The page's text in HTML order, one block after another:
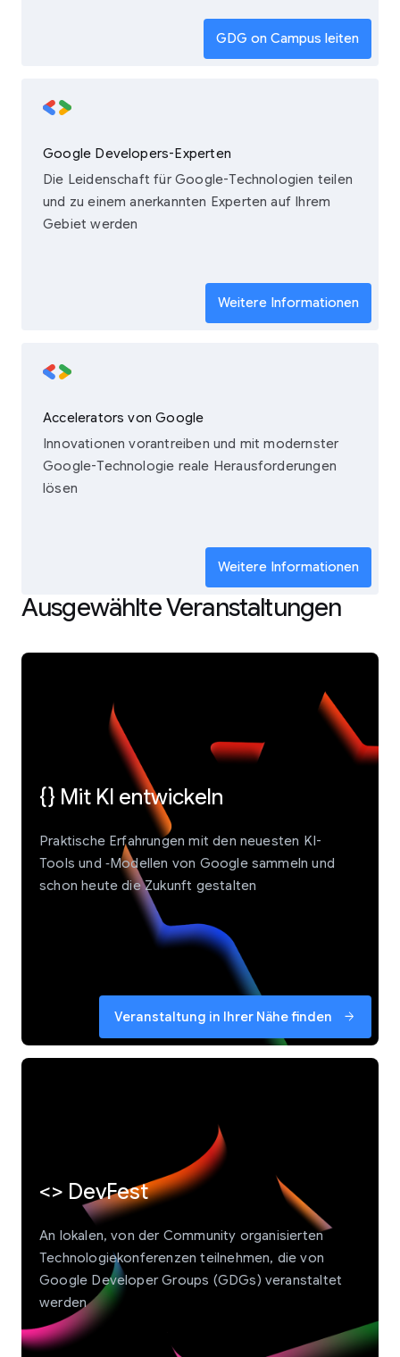
GDG on Campus leiten
Google Developers-Experten
Die Leidenschaft für Google-Technologien teilen
und zu einem anerkannten Experten auf Ihrem
Gebiet werden
Weitere Informationen
Accelerators von Google
Innovationen vorantreiben und mit modernster
Google-Technologie reale Herausforderungen
lösen
Weitere Informationen
Ausgewählte Veranstaltungen
{} Mit KI entwickeln
Praktische Erfahrungen mit den neuesten KI-
Tools und ‑Modellen von Google sammeln und
schon heute die Zukunft gestalten
Veranstaltung in Ihrer Nähe finden arrow_forward
<> DevFest
An lokalen, von der Community organisierten
Technologiekonferenzen teilnehmen, die von
Google Developer Groups (GDGs) veranstaltet
werden